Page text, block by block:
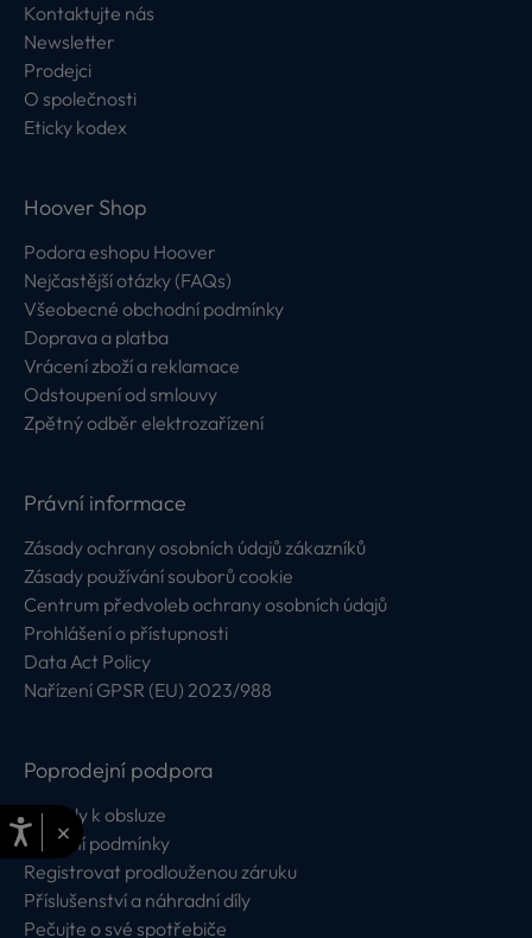
Kontaktujte nás
Newsletter
Prodejci
O společnosti
Eticky kodex
Hoover Shop
Podora eshopu Hoover
Nejčastější otázky (FAQs)
Všeobecné obchodní podmínky
Doprava a platba
Vrácení zboží a reklamace
Odstoupení od smlouvy
Zpětný odběr elektrozařízení
Právní informace
Zásady ochrany osobních údajů zákazníků
Zásady používání souborů cookie
Centrum předvoleb ochrany osobních údajů
Prohlášení o přístupnosti
Data Act Policy
Nařízení GPSR (EU) 2023/988
Poprodejní podpora
Návody k obsluze
Záruční podmínky
Registrovat prodlouženou záruku
Příslušenství a náhradní díly
Pečujte o své spotřebiče
×